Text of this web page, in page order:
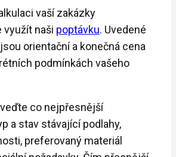
vaší zakázky
využít naši poptávku. Uvedené
jsou orientační a konečná cena
podmínkách vašeho
co nejpřesnější
a stav stávající podlahy,
preferovaný materiál